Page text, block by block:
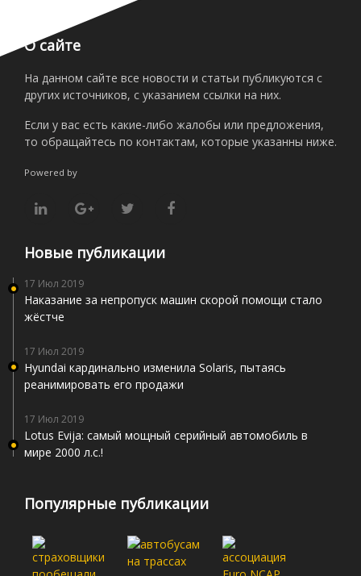
О сайте
На данном сайте все новости и статьи публикуются с
других источников, с указанием ссылки на них.
Если у вас есть какие-либо жалобы или предложения,
то обращайтесь по контактам, которые указанны ниже.
Powered by
Новые публикации
17 Июл 2019
Наказание за непропуск машин скорой помощи стало
жёстче
17 Июл 2019
Hyundai кардинально изменила Solaris, пытаясь
реанимировать его продажи
17 Июл 2019
Lotus Evija: самый мощный серийный автомобиль в
мире 2000 л.с.!
Популярные публикации